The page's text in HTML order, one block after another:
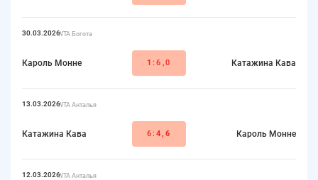
30.03.2026WTA Богота
Кароль Монне 1:6,0 Катажина Кава
13.03.2026WTA Анталья
Катажина Кава 6: 4,6 Кароль Монне
12.03.2026WTA Анталья